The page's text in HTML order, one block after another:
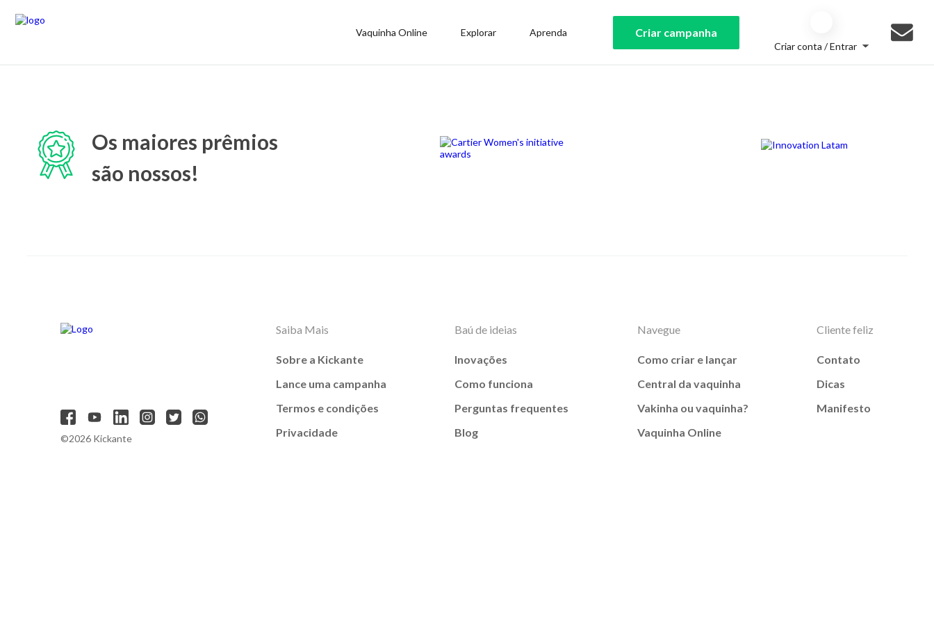
Vaquinha Online Explorar Aprenda Criar campanha
Criar conta / Entrar
Os maiores prêmios
são nossos!
©2026 Kickante
Saiba Mais
Sobre a Kickante
Lance uma campanha
Termos e condições
Privacidade
Baú de ideias
Inovações
Como funciona
Perguntas frequentes
Blog
Navegue
Como criar e lançar
Central da vaquinha
Vakinha ou vaquinha?
Vaquinha Online
Cliente feliz
Contato
Dicas
Manifesto